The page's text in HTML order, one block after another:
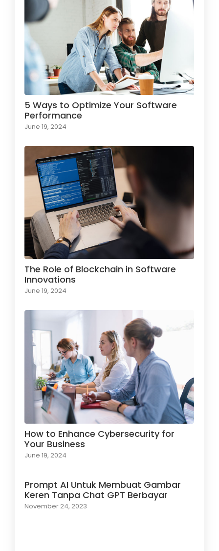
5 Ways to Optimize Your Software
Performance
June 19, 2024
The Role of Blockchain in Software
Innovations
June 19, 2024
How to Enhance Cybersecurity for
Your Business
June 19, 2024
Prompt AI Untuk Membuat Gambar
Keren Tanpa Chat GPT Berbayar
November 24, 2023